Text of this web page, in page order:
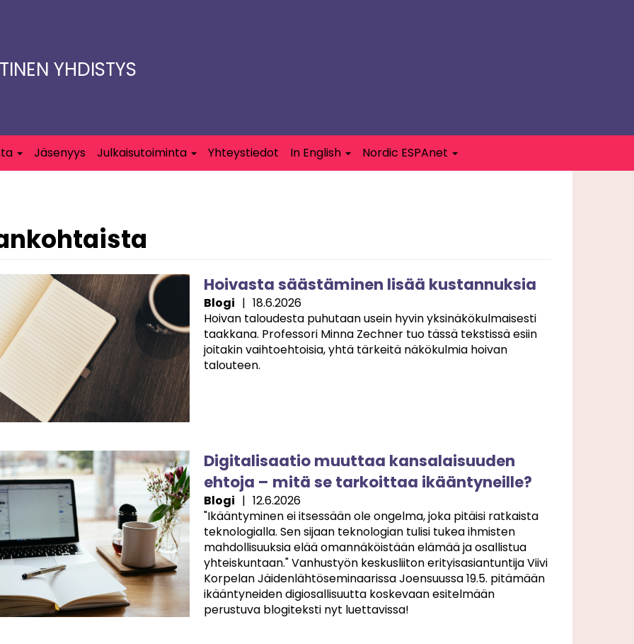
YHDISTYS
Jäsenyys Julkaisutoiminta Yhteystiedot In English Nordic ESPAnet
Hoivasta säästäminen lisää kustannuksia
Blogi | 18.6.2026
Hoivan taloudesta puhutaan usein hyvin yksinäkökulmaisesti
taakkana. Professori Minna Zechner tuo tässä tekstissä esiin
joitakin vaihtoehtoisia, yhtä tärkeitä näkökulmia hoivan
talouteen.
Digitalisaatio muuttaa kansalaisuuden
ehtoja – mitä se tarkoittaa ikääntyneille?
Blogi | 12.6.2026
"Ikääntyminen ei itsessään ole ongelma, joka pitäisi ratkaista
teknologialla. Sen sijaan teknologian tulisi tukea ihmisten
mahdollisuuksia elää omannäköistään elämää ja osallistua
yhteiskuntaan." Vanhustyön keskusliiton erityisasiantuntija Viivi
Korpelan Jäidenlähtöseminaarissa Joensuussa 19.5. pitämään
ikääntyneiden digiosallisuutta koskevaan esitelmään
perustuva blogiteksti nyt luettavissa!